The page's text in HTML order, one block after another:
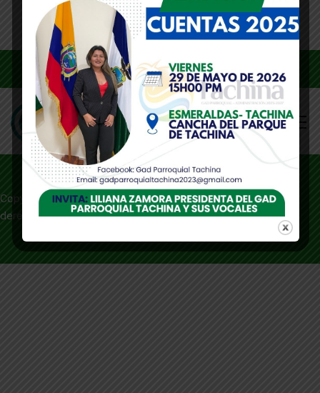
Escríbanos
gadprdetachina@gmail.com
Copyright © 2024 GAD Parroquial de Tachina – Todos los
derechos reservados – Desarrollado por Ecuanegos